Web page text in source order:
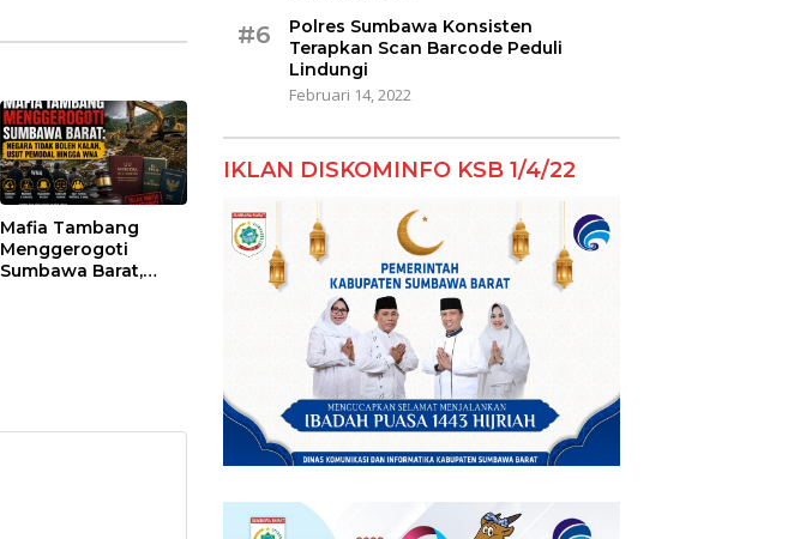
Mafia Tambang
Menggerogoti
Sumbawa Barat,
#6
Polres Sumbawa Konsisten
Terapkan Scan Barcode Peduli
Lindungi
Februari 14, 2022
IKLAN DISKOMINFO KSB 1/4/22